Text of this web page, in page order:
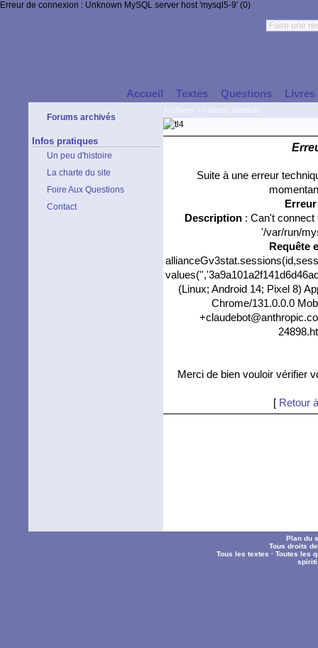
Erreur de connexion : Unknown MySQL server host 'mysql5-9' (0)
Accueil Textes Questions Livres
Forums archivés
Infos pratiques
Un peu d'histoire
La charte du site
Foire Aux Questions
Contact
Suite à une erreur
Description: Can't connect
'/var/run/
Requête
(Linux; Android 14; Pixel 8)
Chrome/131.0.0.0
Merci de bien vouloir vérifier
[ Retour
Plan du
Tous droits
Tous les textes ·Toutes les